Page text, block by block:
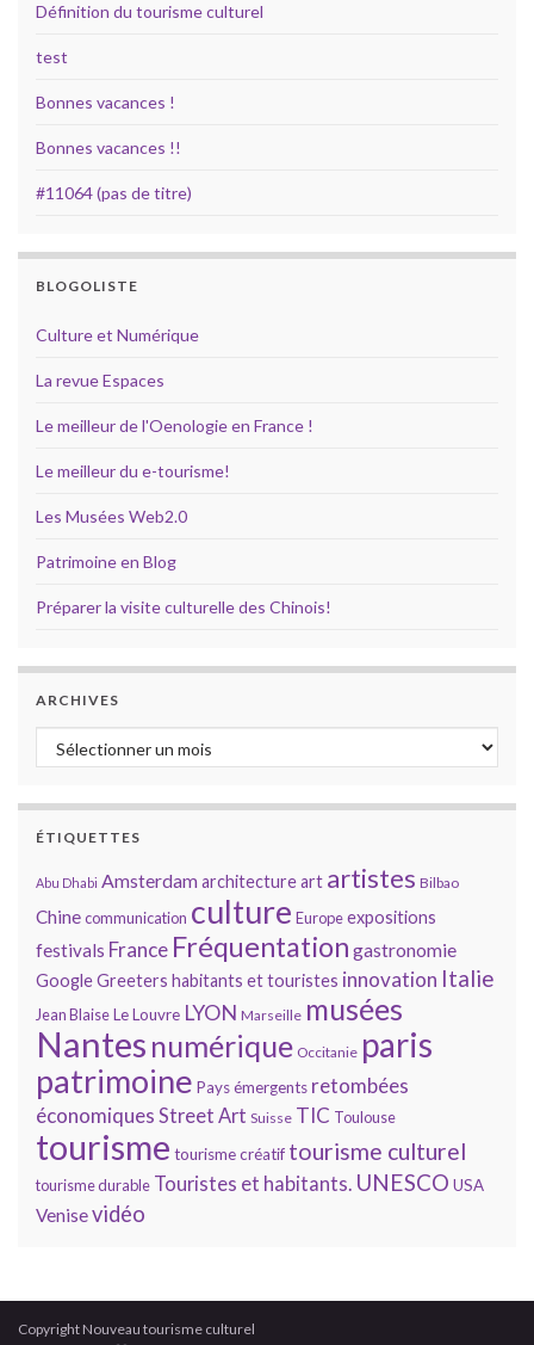
Définition du tourisme culturel
test
Bonnes vacances !
Bonnes vacances !!
#11064 (pas de titre)
BLOGOLISTE
Culture et Numérique
La revue Espaces
Le meilleur de l'Oenologie en France !
Le meilleur du e-tourisme!
Les Musées Web2.0
Patrimoine en Blog
Préparer la visite culturelle des Chinois!
ARCHIVES
Archives
ÉTIQUETTES
Abu Dhabi Amsterdamarchitectureart artistes Bilbao
Chinecommunication culture Europeexpositions
festivals France Fréquentation gastronomie
GoogleGreeters habitants et touristes innovation Italie
Jean BlaiseLe Louvre LYON Marseille musées
Nantes numérique Occitanie paris
patrimoine Pays émergents retombées
économiques Street Art Suisse TIC Toulouse
tourisme tourisme créatif tourisme culturel
tourisme durable Touristes et habitants. UNESCO USA
Venisevidéo
Copyright Nouveau tourisme culturel